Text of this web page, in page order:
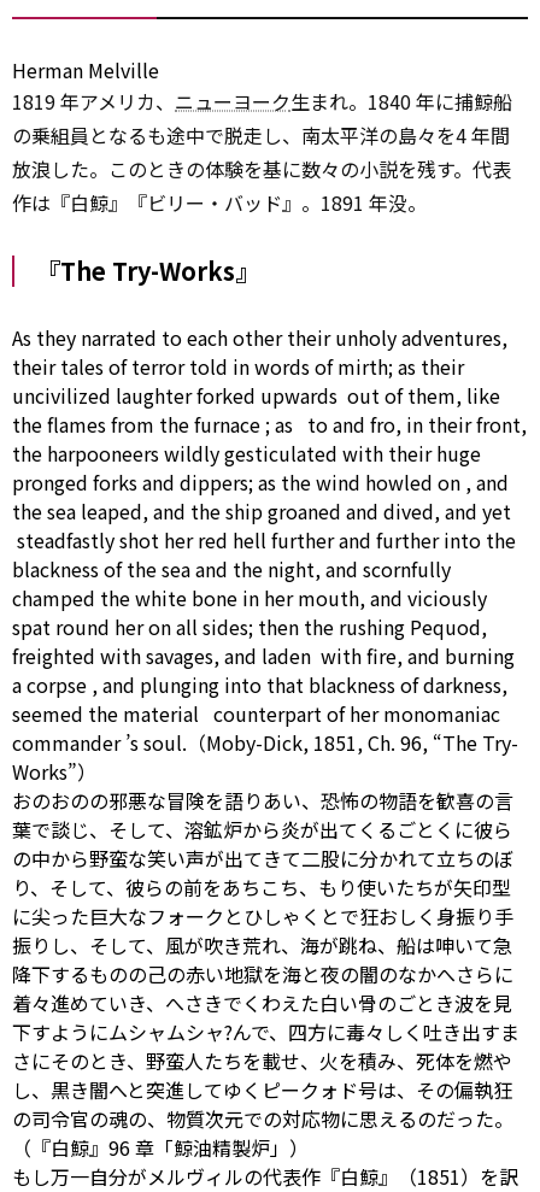
Herman Melville
1819 年アメリカ、 ニューヨーク生まれ。1840 年に捕鯨船
の乗組員となるも途中で脱走し、南太平洋の島々を4 年間
放浪した。このときの体験を基に数々の小説を残す。代表
作は『白鯨』『ビリー・バッド』。1891 年没。
『The Try-Works』
As they narrated toeach othertheir unholy adventures,
their tales of terror told in words of mirth;as their
uncivilized laughterforked upwards out ofthem, like
the flames from thefurnace ;as toand fro, in their front,
the harpooneers wildly gesticulated with their huge
pronged forks and dippers;as the wind howled on , and
the sea leaped, and the ship groaned and dived, and yet
steadfastly shot her red hell furtherand furtherinto the
blackness of the sea and the night, and scornfully
champed the white bone in her mouth, and viciously
spat round heronall sides; then the rushing Pequod,
freighted withsavages, and laden withfire, and burning
acorpse , and plunging into that blackness of darkness,
seemed the material counterpartof her monomaniac
commander’s soul.（Moby-Dick, 1851, Ch. 96, “The Try-
Works”）
おのおのの邪悪な冒険を語りあい、恐怖の物語を歓喜の言
葉で談じ、そして、溶鉱炉から炎が出てくるごとくに彼ら
の中から野蛮な笑い声が出てきて二股に分かれて立ちのぼ
り、そして、彼らの前をあちこち、もり使いたちが矢印型
に尖った巨大なフォークとひしゃくとで狂おしく身振り手
振りし、そして、風が吹き荒れ、海が跳ね、船は呻いて急
降下するものの己の赤い地獄を海と夜の闇のなかへさらに
着々進めていき、へさきでくわえた白い骨のごとき波を見
下すようにムシャムシャ?んで、四方に毒々しく吐き出すま
さにそのとき、野蛮人たちを載せ、火を積み、死体を燃や
し、黒き闇へと突進してゆくピークォド号は、その偏執狂
の司令官の魂の、物質次元での対応物に思えるのだった。
（『白鯨』96 章「鯨油精製炉」）
もし万一自分がメルヴィルの代表作『白鯨』（1851）を訳